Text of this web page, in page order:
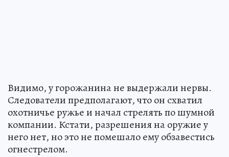
Видимо, у горожанина не выдержали нервы.
Следователи предполагают, что он схватил
охотничье ружье и начал стрелять по шумной
компании. Кстати, разрешения на оружие у
него нет, но это не помешало ему обзавестись
огнестрелом.